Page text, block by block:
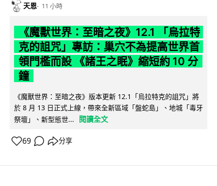
天恩 11 小時
《魔獸世界：至暗之夜》12.1 「烏拉特
克的詛咒」專訪：巢穴不為提高世界首
領門檻而設 《諸王之眠》縮短約 10 分
鐘
《魔獸世界：至暗之夜》版本更新 12.1「烏拉特克的詛咒」將
於 8 月 13 日正式上線，帶來全新區域「盤蛇島」、地城「毒牙
祭壇」、新型態世...
閱讀全文
69 分享